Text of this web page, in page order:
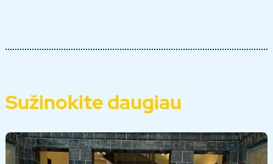
Sužinokite daugiau